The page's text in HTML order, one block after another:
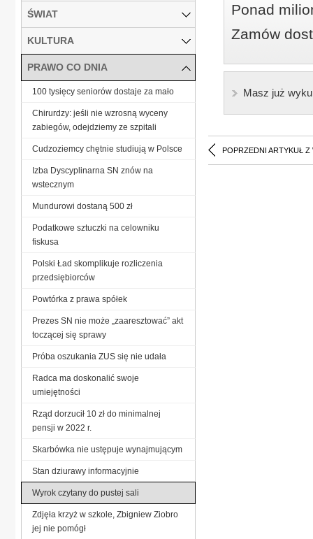
Ponad
Zamów
Masz już
POPRZEDNI ARTYKUŁ Z
ŚWIAT
KULTURA
PRAWO CO DNIA
100 tysięcy seniorów dostaje za mało
Chirurdzy: jeśli nie wzrosną wyceny
zabiegów, odejdziemy ze szpitali
Cudzoziemcy chętnie studiują w Polsce
Izba Dyscyplinarna SN znów na
wstecznym
Mundurowi dostaną 500 zł
Podatkowe sztuczki na celowniku
fiskusa
Polski Ład skomplikuje rozliczenia
przedsiębiorców
Powtórka z prawa spółek
Prezes SN nie może „zaaresztować” akt
toczącej się sprawy
Próba oszukania ZUS się nie udała
Radca ma doskonalić swoje
umiejętności
Rząd dorzucił 10 zł do minimalnej
pensji w 2022 r.
Skarbówka nie ustępuje wynajmującym
Stan dziurawy informacyjnie
Wyrok czytany do pustej sali
Zdjęła krzyż w szkole, Zbigniew Ziobro
jej nie pomógł